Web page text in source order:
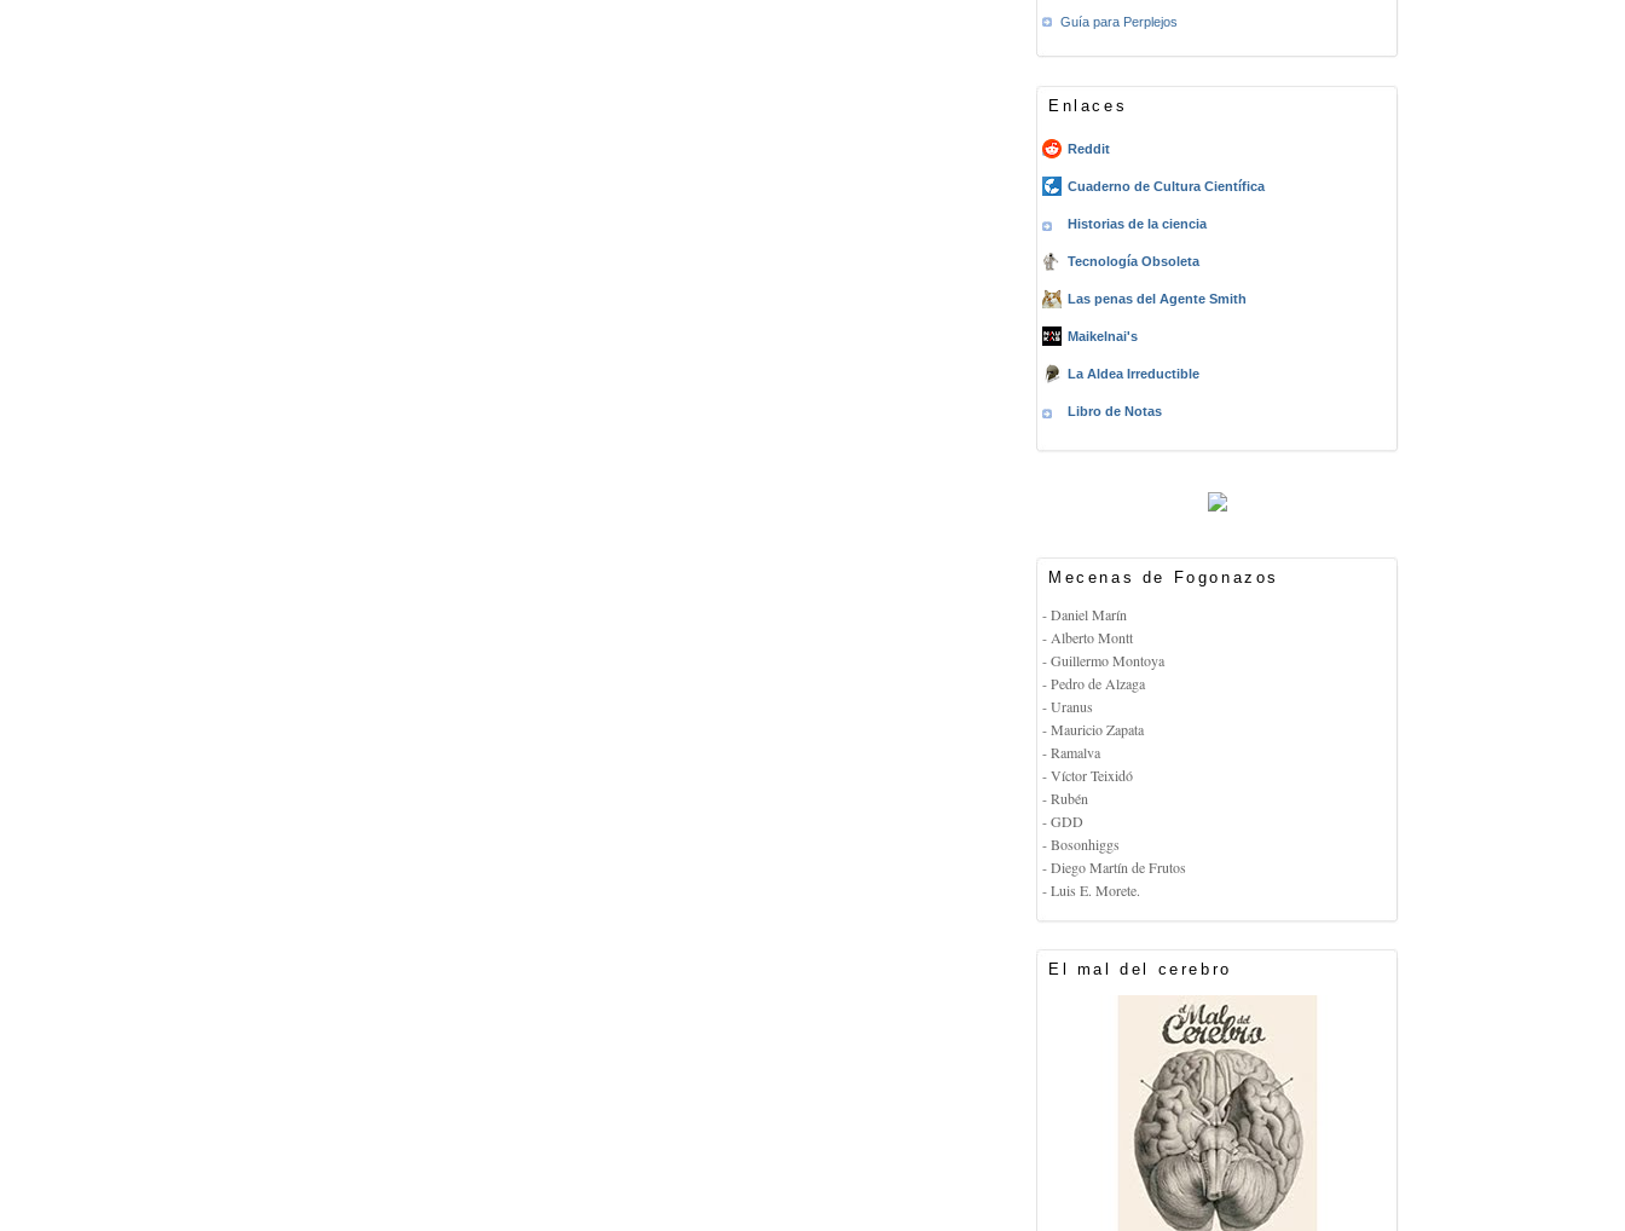
Guía para Perplejos
Enlaces
Reddit
Cuaderno de Cultura Científica
Historias de la ciencia
Tecnología Obsoleta
Las penas del Agente Smith
Maikelnai's
La Aldea Irreductible
Libro de Notas
Mecenas de Fogonazos
- Daniel Marín
- Alberto Montt
- Guillermo Montoya
- Pedro de Alzaga
- Uranus
- Mauricio Zapata
- Ramalva
- Víctor Teixidó
- Rubén
- GDD
- Bosonhiggs
- Diego Martín de Frutos
- Luis E. Morete.
El mal del cerebro